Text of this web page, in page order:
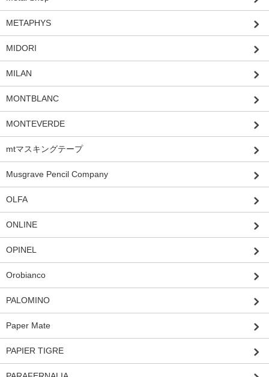
METAPHYS
MIDORI
MILAN
MONTBLANC
MONTEVERDE
mtマスキングテープ
Musgrave Pencil Company
OLFA
ONLINE
OPINEL
Orobianco
PALOMINO
Paper Mate
PAPIER TIGRE